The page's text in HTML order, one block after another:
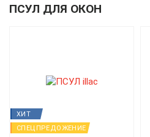
ПСУЛ ДЛЯ ОКОН
ХИТ
СПЕЦПРЕДОЖЕНИЕ